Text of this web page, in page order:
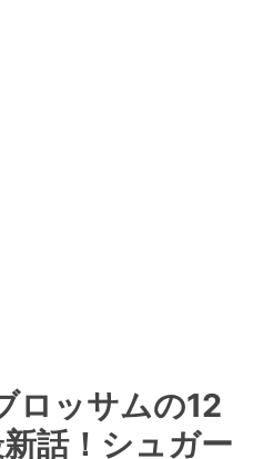
ロッサムの12
話！シュガー